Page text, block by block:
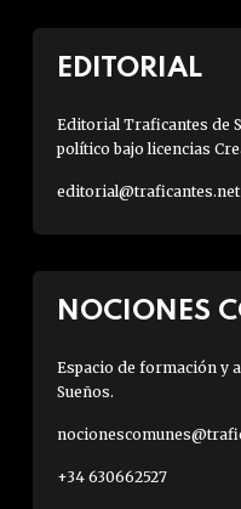
EDITORIAL
Editorial Traficantes de
político bajo licencias
editorial@traficantes.net
NOCIONES
Espacio de formación y
Sueños.
+34 630662527